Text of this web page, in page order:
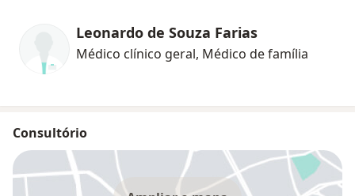
Leonardo de Souza Farias
Médico clínico geral, Médico de família
Consultório